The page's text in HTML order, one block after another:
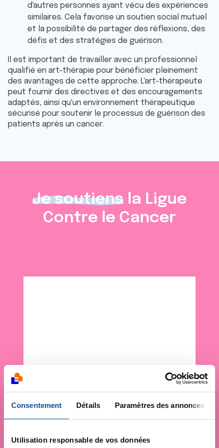
Consentement Détails Paramètres des annonces
Utilisation responsable de vos données
d'autres personnes ayant vécu des expériences
similaires. Cela favorise un soutien social mutuel
et la possibilité de partager des réflexions, des
défis et des stratégies de guérison.
Il est important de travailler avec un professionnel
qualifié en art-thérapie pour bénéficier pleinement
des avantages de cette approche. L'art-thérapeute
peut fournir des directives et des encouragements
adaptés, ainsi qu'un environnement thérapeutique
sécurisé pour soutenir le processus de guérison des
patients après un cancer.
Je soutiens la Ligue
Contre le Cancer